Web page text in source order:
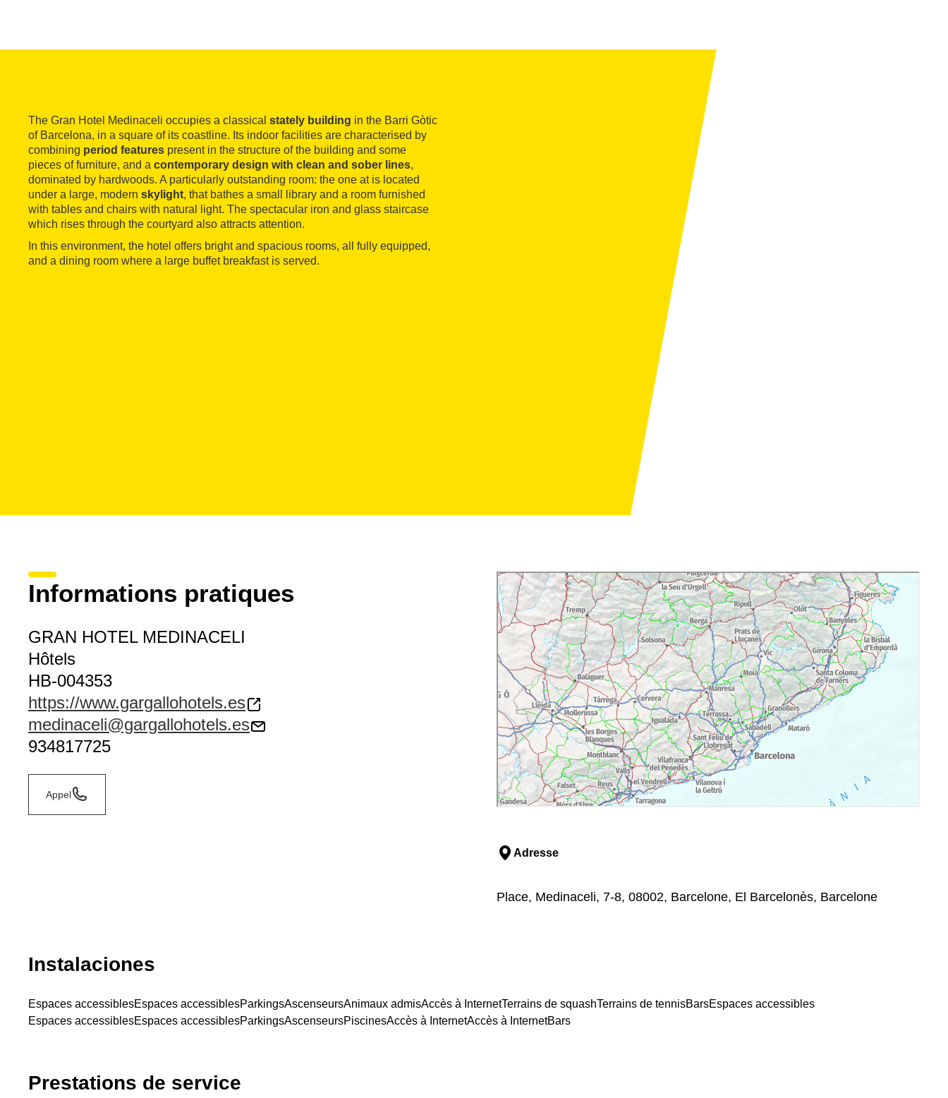
The Gran Hotel Medinaceli occupies a classical stately building in the Barri Gòtic
of Barcelona, in a square of its coastline. Its indoor facilities are characterised by
combining period features present in the structure of the building and some
pieces of furniture, and a contemporary design with clean and sober lines,
dominated by hardwoods. A particularly outstanding room: the one at is located
under a large, modern skylight, that bathes a small library and a room furnished
with tables and chairs with natural light. The spectacular iron and glass staircase
which rises through the courtyard also attracts attention.
In this environment, the hotel offers bright and spacious rooms, all fully equipped,
and a dining room where a large buffet breakfast is served.
Informations pratiques
GRAN HOTEL MEDINACELI
Hôtels
HB-004353
https://www.gargallohotels.es
medinaceli@gargallohotels.es
934817725
Appel
Adresse
Place, Medinaceli, 7-8, 08002, Barcelone, El Barcelonès, Barcelone
Instalaciones
Espaces accessiblesEspaces accessiblesParkingsAscenseursAnimaux admisAccès à InternetTerrains de squashTerrains de tennisBarsEspaces accessibles
Espaces accessiblesEspaces accessiblesParkingsAscenseursPiscinesAccès à InternetAccès à InternetBars
Prestations de service